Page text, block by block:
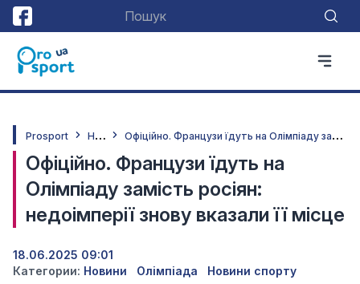
Prosport Н
овини О
фіційно. Французи їдуть на Олімпіаду замість росіян: недоімперії знову вказали її місце
Офіційно. Французи їдуть на
Олімпіаду замість росіян:
недоімперії знову вказали її місце
18.06.2025 09:01
Категории: Новини Олімпіада Новини спорту